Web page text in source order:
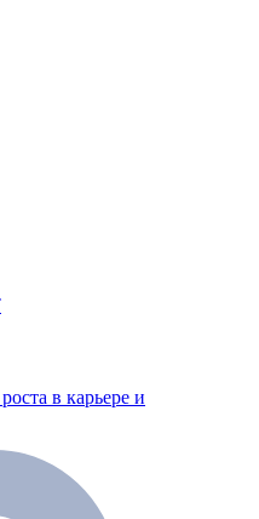
в карьере и